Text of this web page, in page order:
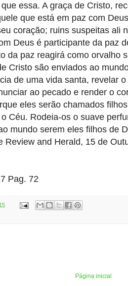
essa. A graça de Cristo,
que está em paz com
coração; ruins suspeitas ali
Deus é participante da paz
da paz reagirá como orvalho
Cristo são enviados ao
de uma vida santa, revelar
ao pecado e render o
eles serão chamados
Céu. Rodeia-os o suave
mundo serem eles filhos de
and Herald, 15 de
Pag. 72
Página inicial